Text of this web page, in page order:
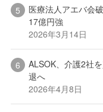
医療法人アエバ会
17億円強
2026年3月14日
ALSOK、介護2社
退へ
2026年4月8日